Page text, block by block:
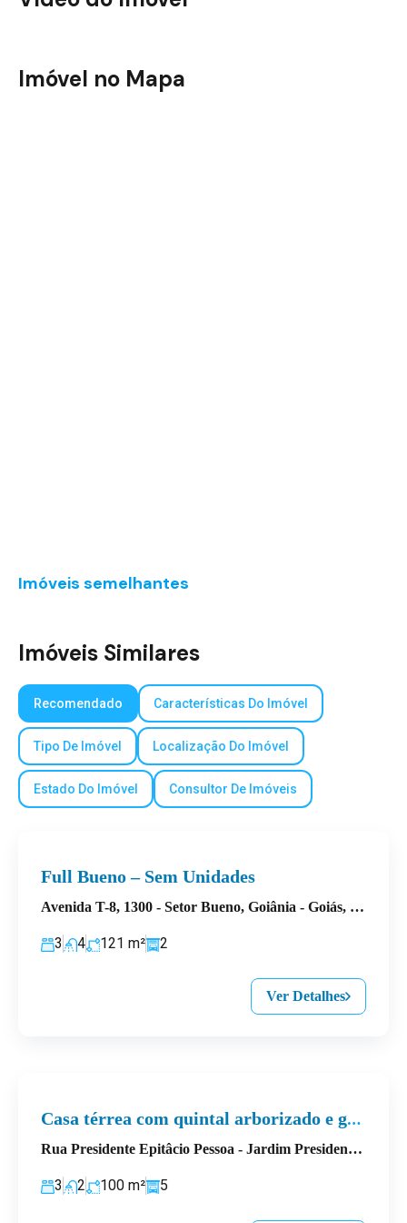
Ilumi Bueno Residências
Imóvel no Mapa
Imóveis semelhantes
Imóveis Similares
Recomendado Características Do Imóvel
Tipo De Imóvel Localização Do Imóvel
Estado Do Imóvel Consultor De Imóveis
Full Bueno – Sem Unidades
Avenida T-8, 1300 - Setor Bueno, Goiânia - Goiás, Brasil
3 4 121 m² 2
Ver Detalhes
Casa térrea com quintal arborizado e garagem para 5 veículos
Rua Presidente Epitâcio Pessoa - Jardim Presidente, Goiânia - State of Goiás, Brazil
3 2 100 m² 5